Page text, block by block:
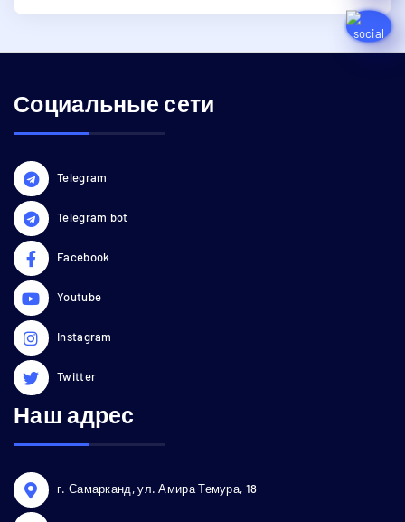
Социальные сети
Telegram
Telegram bot
Facebook
Youtube
Instagram
Twitter
Наш адрес
г. Самарканд, ул. Амира Темура, 18